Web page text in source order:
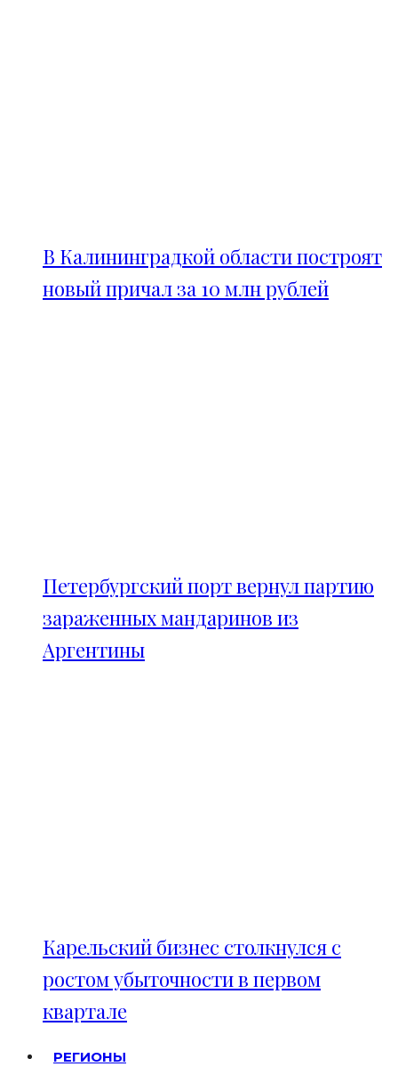
В Калининградкой области построят
новый причал за 10 млн рублей
Петербургский порт вернул партию
зараженных мандаринов из
Аргентины
Карельский бизнес столкнулся с
ростом убыточности в первом
квартале
РЕГИОНЫ